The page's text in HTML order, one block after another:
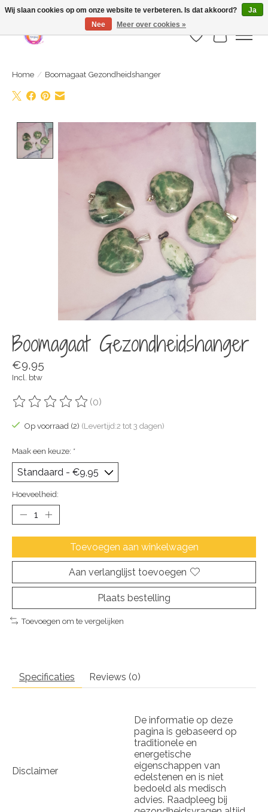
Webshop is geopend maar nog onder constructie | let op: Verzenden vanaf 29
juli
Verlanglijst
Home / Boomagaat Gezondheidshanger
Product image slideshow Items
Boomagaat Gezondheidshanger
€9,95
Incl. btw
De beoordeling van dit product is
(0)
Op voorraad (2) (Levertijd:2 tot 3 dagen)
Maak een keuze: *
Hoeveelheid:
Toevoegen aan winkelwagen
Aan verlanglijst toevoegen
Plaats bestelling
Toevoegen om te vergelijken
Specificaties Reviews (0)
Disclaimer
De informatie op deze
pagina is gebaseerd op
traditionele en
energetische
eigenschappen van
edelstenen en is niet
bedoeld als medisch
advies. Raadpleeg bij
Wij slaan cookies op om onze website te verbeteren. Is dat akkoord?
Ja
Nee
Meer over cookies »